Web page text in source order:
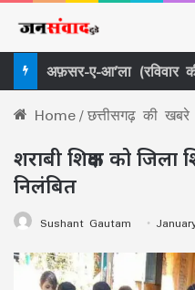
Home/छत्तीसगढ़ की खबरे
शराबी शिक्षक को जिला
निलंबित
Sushant Gautam